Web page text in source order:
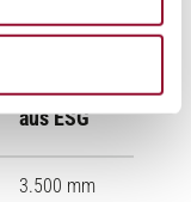
VSG 16
aus ESG
3.500 mm